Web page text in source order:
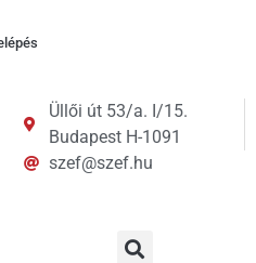
Üllői út 53/a. I/15.
Budapest H-1091
szef@szef.hu